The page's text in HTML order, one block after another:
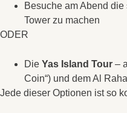
Besuche am Abend die
Tower zu machen
ODER
Die Yas Island Tour –
Coin“) und dem Al
Jede dieser Optionen ist so